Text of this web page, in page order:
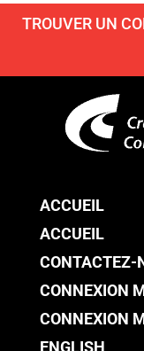
TROUVER UN
ACCUEIL
ACCUEIL
CONTACTEZ-
CONNEXION
CONNEXION
ENGLISH